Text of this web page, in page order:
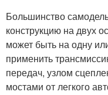
Большинство
конструкцию на двух
может быть на одну
применить
передач, узлом
мостами от легкого